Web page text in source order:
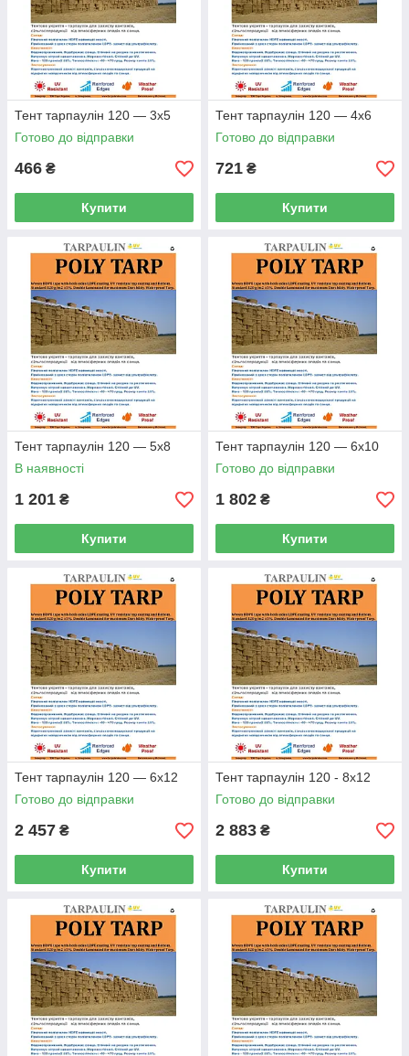
Тент тарпаулін 120 — 3х5
Готово до відправки
466 ₴
Купити
Тент тарпаулін 120 — 4х6
Готово до відправки
721 ₴
Купити
Тент тарпаулін 120 — 5х8
В наявності
1 201 ₴
Купити
Тент тарпаулін 120 — 6х10
Готово до відправки
1 802 ₴
Купити
Тент тарпаулін 120 — 6х12
Готово до відправки
2 457 ₴
Купити
Тент тарпаулін 120 - 8х12
Готово до відправки
2 883 ₴
Купити